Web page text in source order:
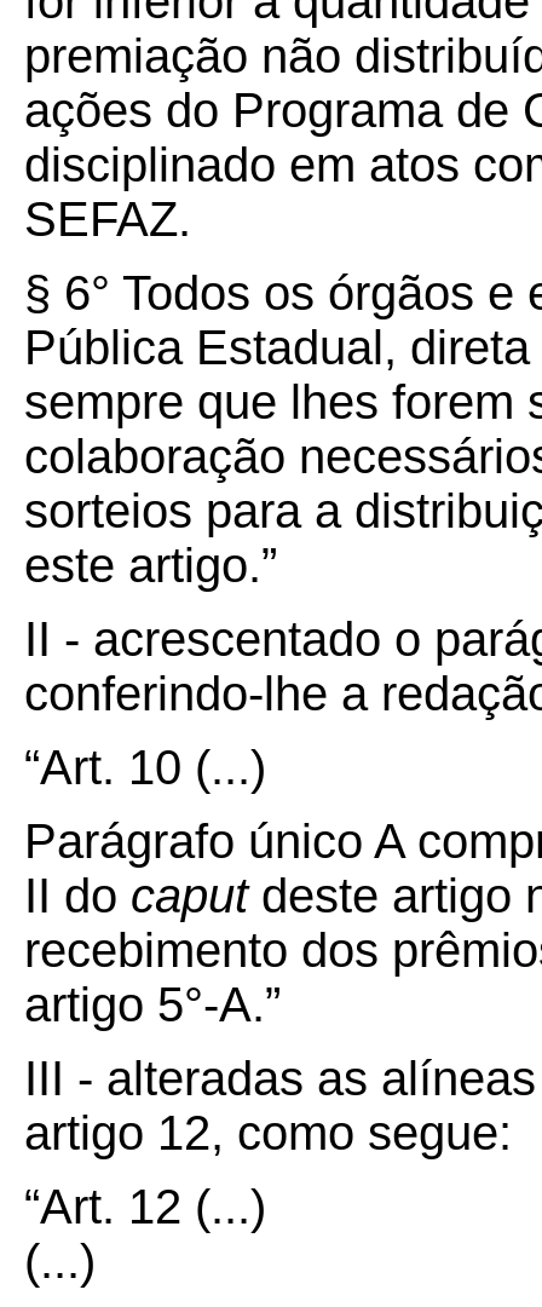
premiação não
ações do Programa de
disciplinado em atos
SEFAZ.
§ 6° Todos os órgãos
Pública Estadual,
sempre que lhes forem
colaboração
sorteios para a
este artigo.”
II - acrescentado o
conferindo-lhe a
“Art. 10 (...)
Parágrafo único A
II do caputdeste artigo
recebimento dos
artigo 5°-A.”
III - alteradas as
artigo 12, como segue:
“Art. 12 (...)
(...)